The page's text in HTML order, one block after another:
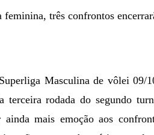
três confrontos
Masculina de vôlei 09/
rodada do segundo
mais emoção aos